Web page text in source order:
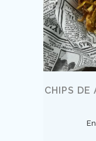
CHIPS DE